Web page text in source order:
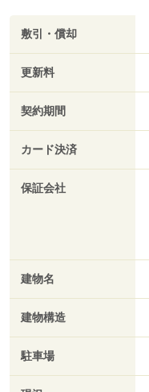
敷引・償却
更新料
契約期間
カード決済
保証会社
建物名
建物構造
駐車場